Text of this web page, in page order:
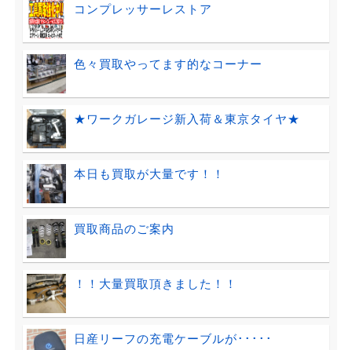
コンプレッサーレストア
色々買取やってます的なコーナー
★ワークガレージ新入荷＆東京タイヤ★
本日も買取が大量です！！
買取商品のご案内
！！大量買取頂きました！！
日産リーフの充電ケーブルが･････